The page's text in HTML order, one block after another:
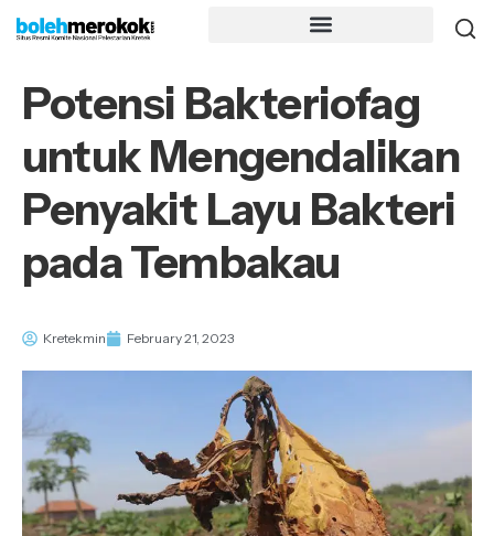
Potensi Bakteriofag
untuk Mengendalikan
Penyakit Layu Bakteri
pada Tembakau
Kretekmin February 21, 2023